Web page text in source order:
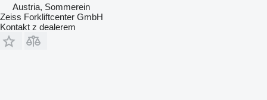
Austria, Sommerein
Zeiss Forkliftcenter GmbH
Kontakt z dealerem